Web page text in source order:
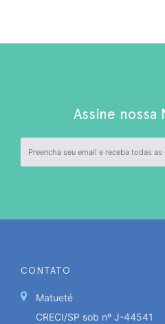
Assine
CONTATO
Matueté
CRECI/SP sob nº J-44541